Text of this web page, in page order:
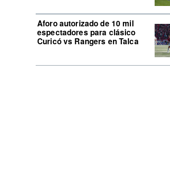
Aforo autorizado de 10 mil
espectadores para clásico
Curicó vs Rangers en Talca